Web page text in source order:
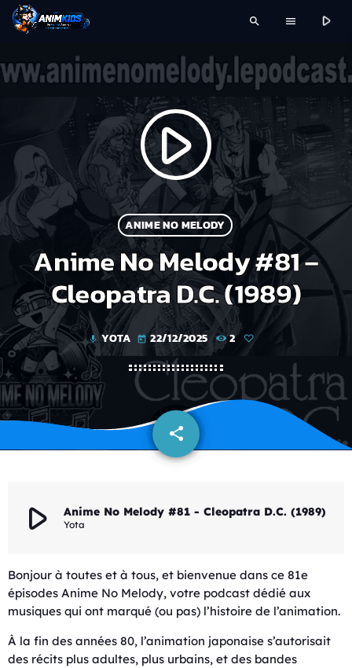
search menu play_arrow
play_arrow
ANIME NO MELODY
Anime No Melody #81 –
Cleopatra D.C. (1989)
mic YOTA today 22/12/2025 2
share
email
play_arrow Anime No Melody #81 - Cleopatra D.C. (1989)
Yota
Bonjour à toutes et à tous, et bienvenue dans ce 81e
épisodes Anime No Melody, votre podcast dédié aux
musiques qui ont marqué (ou pas) l’histoire de l’animation.
À la fin des années 80, l’animation japonaise s’autorisait
des récits plus adultes, plus urbains, et des bandes